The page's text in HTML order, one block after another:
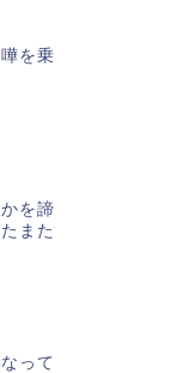
を乗
を諦
また
って